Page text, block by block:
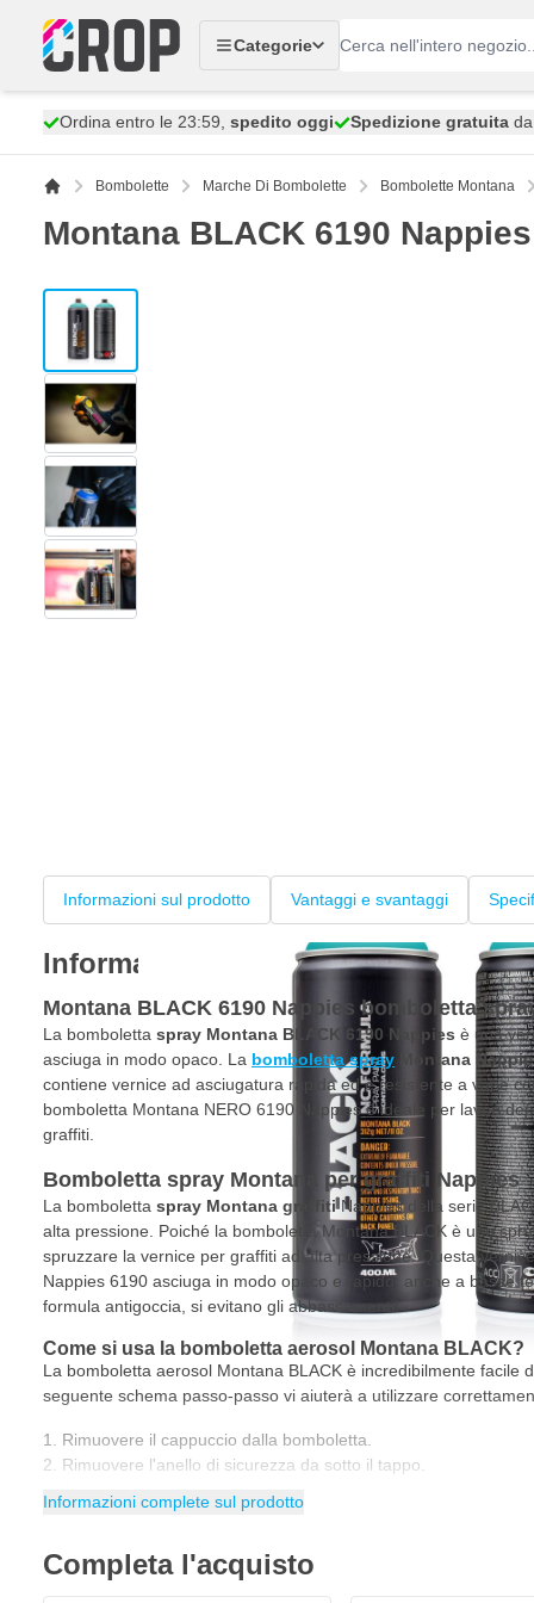
Categorie
Ordina entro le 23:59, spedito oggi Spedizione gratuita
Bombolette Marche Di Bombolette Bombolette Montana
Montana BLACK 6190
View larger image
View larger image
View larger image
View larger image
Informazioni sul prodotto Vantaggi e svantaggi
Informazioni sul prodotto
Montana BLACK 6190 Nappies bomboletta
La bomboletta spray Montana BLACK 6190 Nappies è una
asciuga in modo opaco. La bomboletta spray Montana
contiene vernice ad asciugatura rapida ed è resistente a varie
bomboletta Montana NERO 6190 Nappies è ideale per lavori
graffiti.
Bomboletta spray Montana per graffiti Nappies
La bomboletta spray Montana graffitiNappies della serie
alta pressione. Poiché la bomboletta Montana BLACK è uno
spruzzare la vernice per graffiti ad alta pressione. Questa
Nappies 6190 asciuga in modo opaco e rapido, anche a basse
formula antigoccia, si evitano gli abbassamenti!
Come si usa la bomboletta aerosol Montana BLACK?
La bomboletta aerosol Montana BLACK è incredibilmente facile
seguente schema passo-passo vi aiuterà a utilizzare
Rimuovere il cappuccio dalla bomboletta.
Rimuovere l'anello di sicurezza da sotto il tappo.
Rimettere il tappo sulla bomboletta.
distanza di 30 cm dalla superficie.
Informazioni complete sul prodotto
Completa l'acquisto